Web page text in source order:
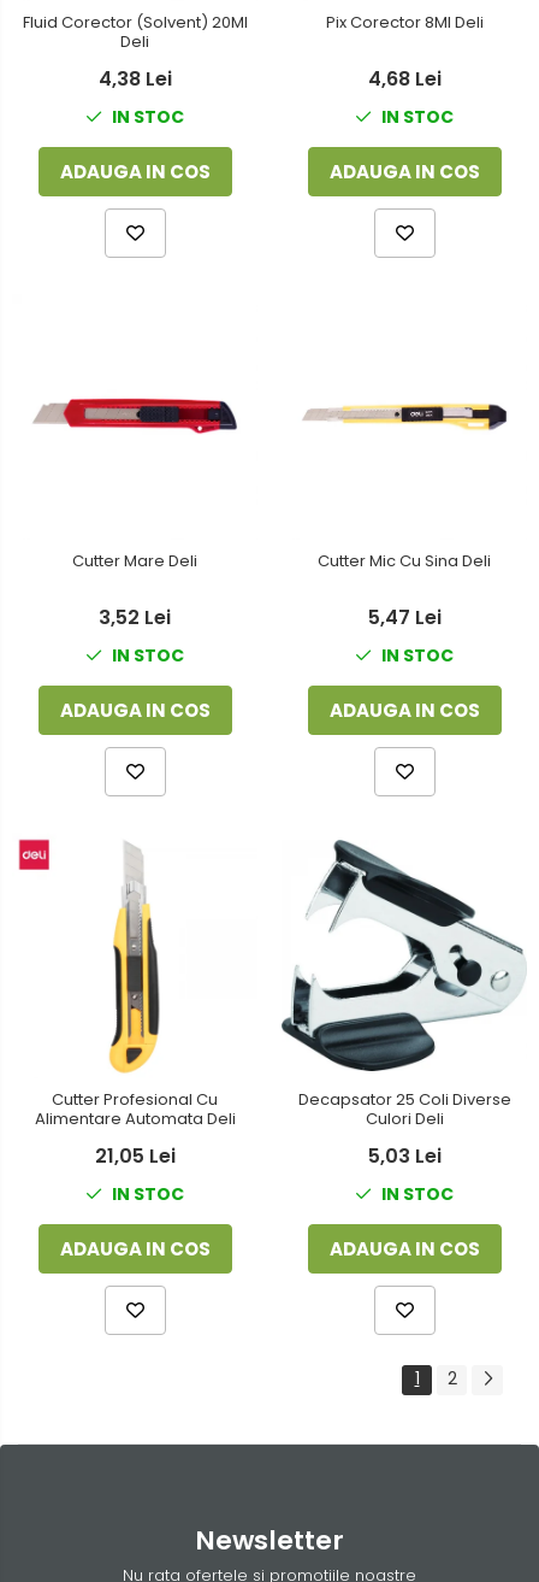
Fluid Corector (Solvent) 20Ml
Deli
4,38 Lei
IN STOC
ADAUGA IN COS
Pix Corector 8Ml Deli
4,68 Lei
IN STOC
ADAUGA IN COS
Cutter Mare Deli
3,52 Lei
IN STOC
ADAUGA IN COS
Cutter Mic Cu Sina Deli
5,47 Lei
IN STOC
ADAUGA IN COS
Cutter Profesional Cu
Alimentare Automata Deli
21,05 Lei
IN STOC
ADAUGA IN COS
Decapsator 25 Coli Diverse
Culori Deli
5,03 Lei
IN STOC
ADAUGA IN COS
1 2
Newsletter
Nu rata ofertele si promotiile noastre